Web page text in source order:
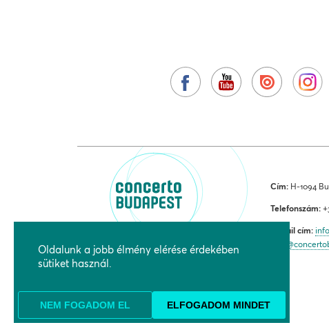
Cím: H-1094
Telefonszám:
E-mail cím:
Oldalunk a jobb élmény elérése érdekében
sütiket használ.
NEM FOGADOM EL ELFOGADOM MINDET